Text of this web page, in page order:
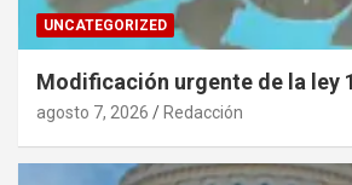
UNCATEGORIZED
Modificación urgente de la ley
agosto 7, 2026 Redacción